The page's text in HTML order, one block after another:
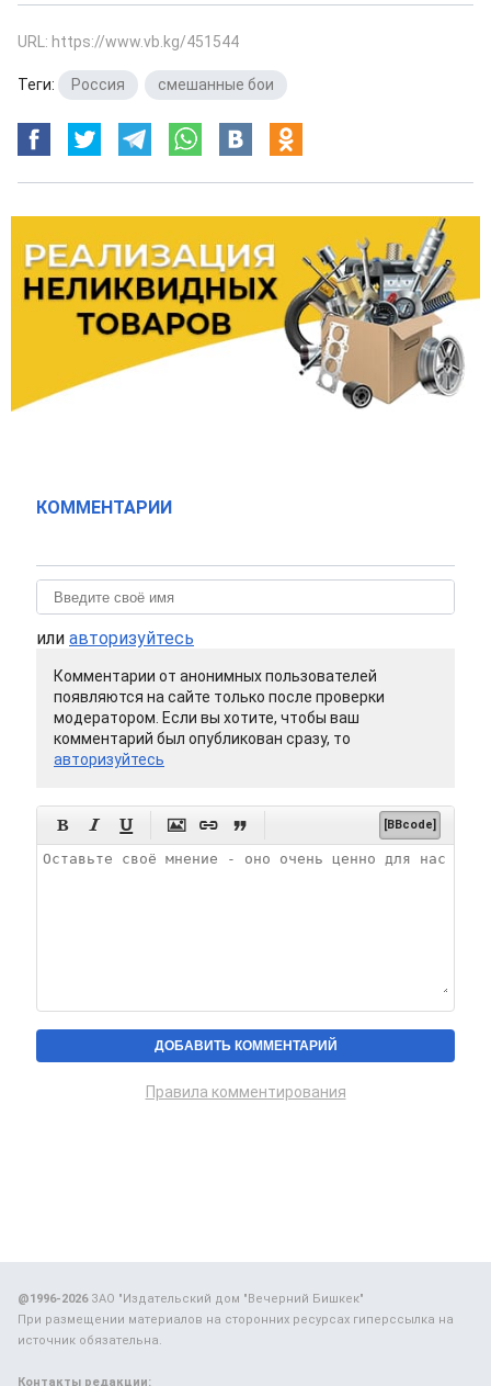
URL: https://www.vb.kg/451544
Теги: Россия смешанные бои
КОММЕНТАРИИ
или авторизуйтесь
Комментарии от анонимных пользователей
появляются на сайте только после проверки
модератором. Если вы хотите, чтобы ваш
комментарий был опубликован сразу, то
авторизуйтесь
      [BBcode]
Правила комментирования
@1996-2026ЗАО "Издательский дом "Вечерний Бишкек"
При размещении материалов на сторонних ресурсах гиперссылка на
источник обязательна.
Контакты редакции: